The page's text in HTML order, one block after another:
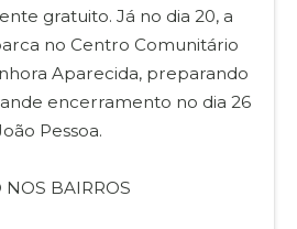
gratuito. Já no dia 20, a
no Centro Comunitário
Aparecida, preparando
encerramento no dia 26
Pessoa.
BAIRROS